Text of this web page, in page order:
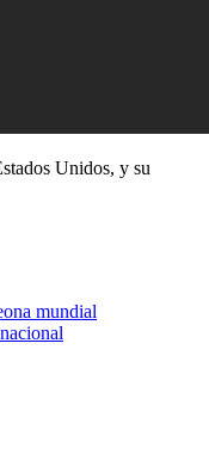
Unidos, y su
mundial